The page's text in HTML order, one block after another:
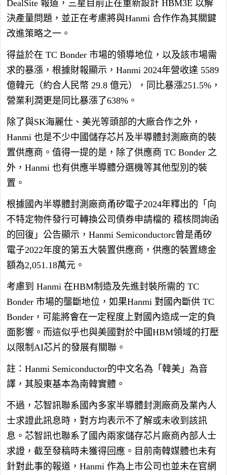
DealSite 報道，三星目前正在重新設計 HBM3E 以解
決產量問題，並正在考慮將與Hanmi 合作作為其關鍵
改進策略之一。
得益於在 TC Bonder 市場的領導地位，以及該市場需
求的暴漲，根據財報顯示，Hanmi 2024年營收達 5589
億韓元（約合人民幣 29.8 億元），同比暴漲251.5%，
營業利潤更是同比暴漲了638%。
除了與SK海麗仕、美光等頭部的大廠合作之外，
Hanmi 也是不少中國儲存芯片及半導體封測廠商的裝
置供應商。值得一提的是，除了供應商 TC Bonder 之
外，Hanmi 也有供應半導體分選機等其他型別的裝
置。
根據國內半導體封測廠商甬矽電子2024年釋出的「向
不特定物件發行可轉換公司債券申請檔的 稽核問詢函
的回復」公告顯示，Hanmi Semiconductorc曾是甬矽
電子2022年度的第五大裝置供應商，供應的裝置總金
額為2,051.18萬元。
考慮到 Hanmi 在HBM制造及先進封裝所需的 TC
Bonder 市場的壟斷地位，如果Hanmi 對國內斷供 TC
Bonder，可能將會在一定程度上對國內造成一定的負
面影響。而這似乎也與美國對於中國HBM領域的打壓
以限制AI芯片的發展有關聯。
註：Hanmi Semiconductor的中文名為「韓美」為音
譯，其股東基本為南韓實體。
不過，芯智訊聯系國內多家半導體封測廠商及業內人
士求證此訊息時，對方均表示不了解或未收到該訊
息。芯智訊也聯系了國內兩家儲存芯片廠商內部人士
求證，截至發稿時未獲得回應。目前南韓媒體也未有
針對此事的報道，Hanmi 作為上市公司也並未在官網